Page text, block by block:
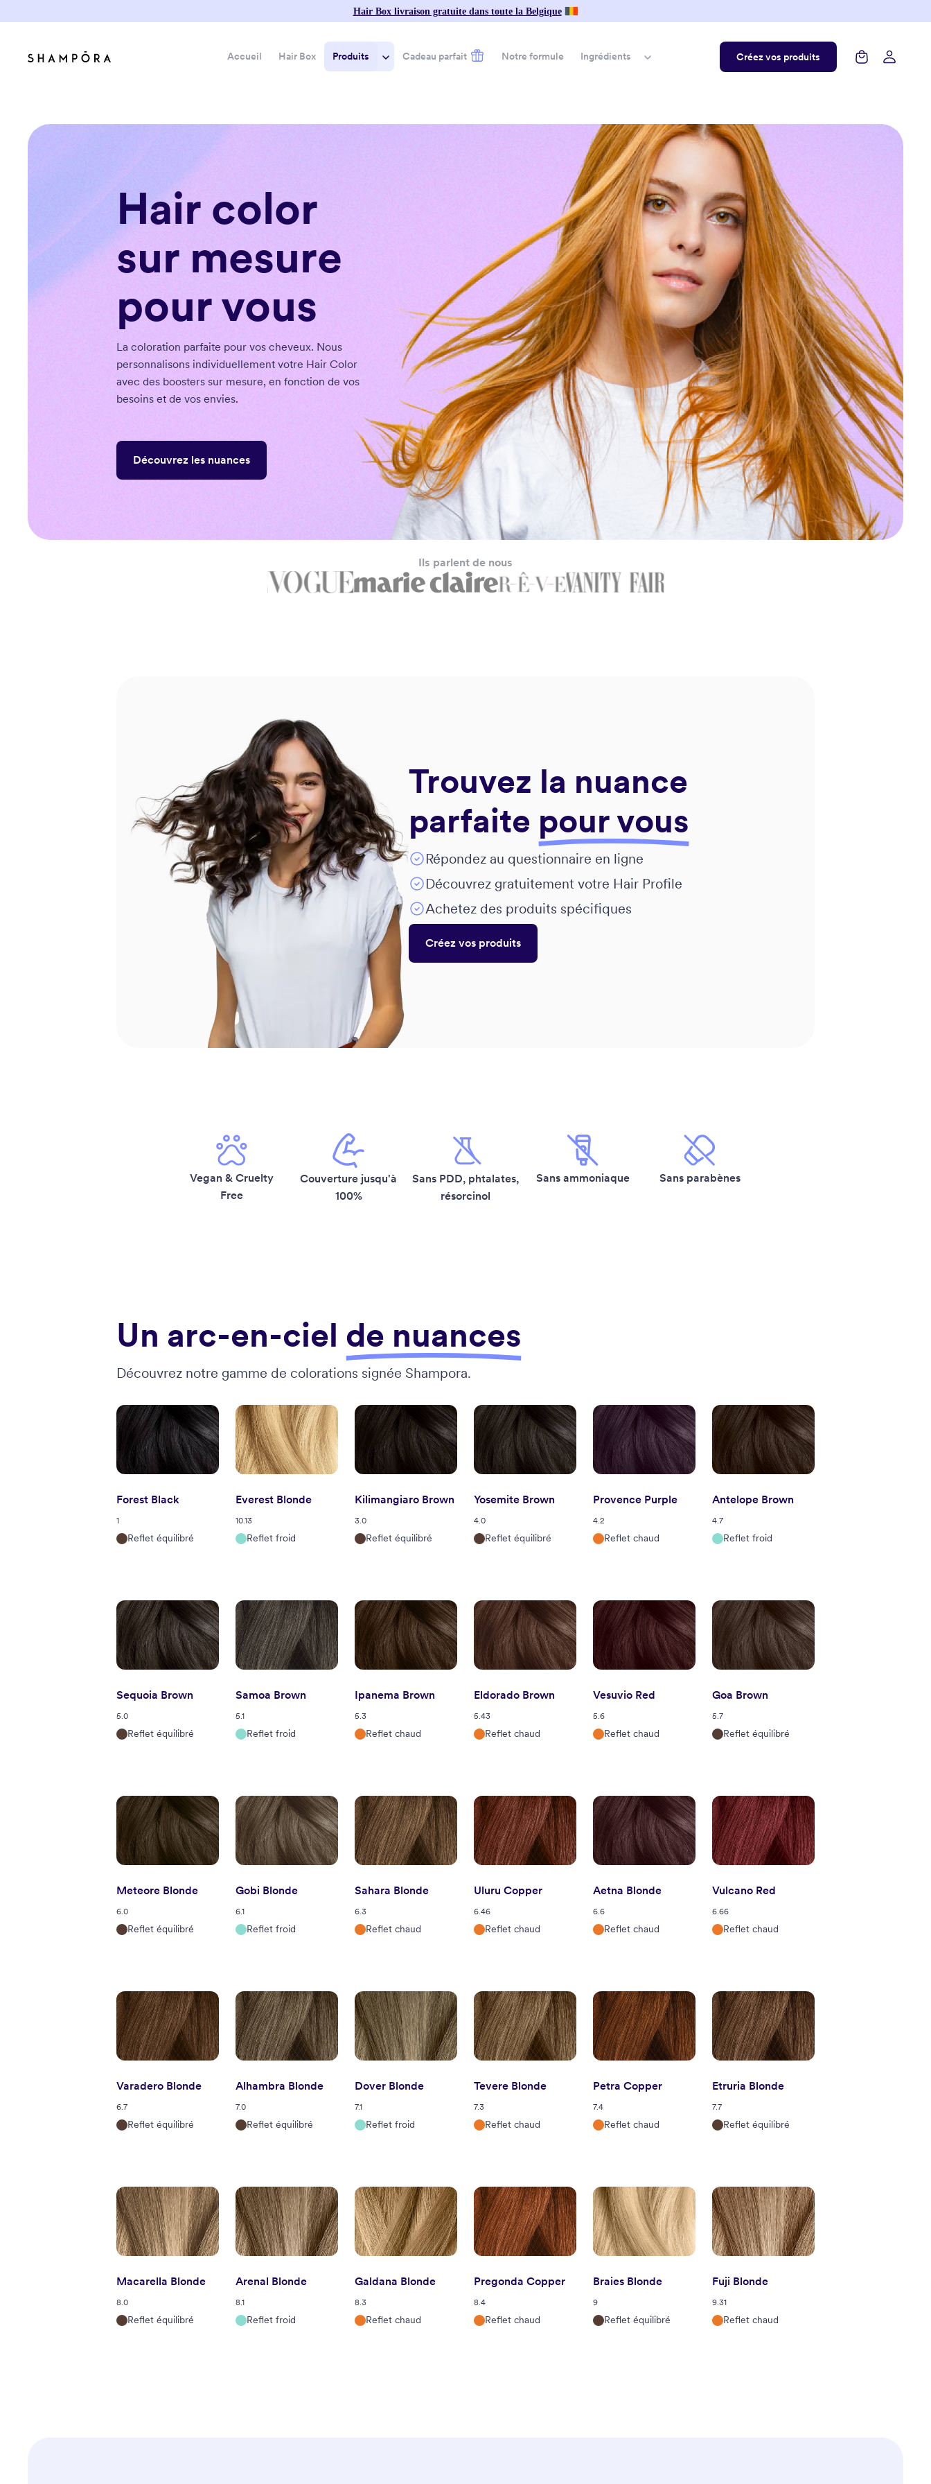
Hair Box livraison gratuite dans toute la Belgique
Accueil Hair Box Produits
Hair
Color
Accessoires
Cadeau parfait Notre formule Ingrédients
Black List
Créez vos produits
Hair color
sur mesure
pour vous
La coloration parfaite pour vos cheveux. Nous
personnalisons individuellement votre Hair Color
avec des boosters sur mesure, en fonction de vos
besoins et de vos envies.
Découvrez les nuances
Ils parlent de nous
Trouvez la nuance
parfaite pour vous
Répondez au questionnaire en ligne
Découvrez gratuitement votre Hair Profile
Achetez des produits spécifiques
Créez vos produits
Vegan & Cruelty
Free
Couverture jusqu'à
100%
Sans PDD, phtalates,
résorcinol
Sans ammoniaque Sans parabènes
Un arc-en-ciel de nuances
Découvrez notre gamme de colorations signée Shampora.
Forest Black
1
Reflet équilibré
Everest Blonde
10.13
Reflet froid
Kilimangiaro Brown
3.0
Reflet équilibré
Yosemite Brown
4.0
Reflet équilibré
Provence Purple
4.2
Reflet chaud
Antelope Brown
4.7
Reflet froid
Sequoia Brown
5.0
Reflet équilibré
Samoa Brown
5.1
Reflet froid
Ipanema Brown
5.3
Reflet chaud
Eldorado Brown
5.43
Reflet chaud
Vesuvio Red
5.6
Reflet chaud
Goa Brown
5.7
Reflet équilibré
Meteore Blonde
6.0
Reflet équilibré
Gobi Blonde
6.1
Reflet froid
Sahara Blonde
6.3
Reflet chaud
Uluru Copper
6.46
Reflet chaud
Aetna Blonde
6.6
Reflet chaud
Vulcano Red
6.66
Reflet chaud
Varadero Blonde
6.7
Reflet équilibré
Alhambra Blonde
7.0
Reflet équilibré
Dover Blonde
7.1
Reflet froid
Tevere Blonde
7.3
Reflet chaud
Petra Copper
7.4
Reflet chaud
Etruria Blonde
7.7
Reflet équilibré
Macarella Blonde
8.0
Reflet équilibré
Arenal Blonde
8.1
Reflet froid
Galdana Blonde
8.3
Reflet chaud
Pregonda Copper
8.4
Reflet chaud
Braies Blonde
9
Reflet équilibré
Fuji Blonde
9.31
Reflet chaud